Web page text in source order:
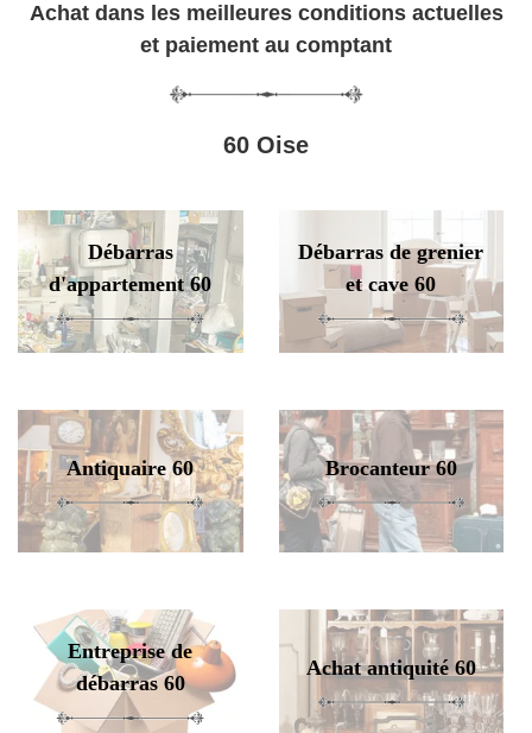
Achat dans les meilleures conditions actuelles
et paiement au comptant
60 Oise
Débarras
d'appartement 60
Débarras de grenier
et cave 60
Antiquaire 60 Brocanteur 60
Entreprise de
débarras 60
Achat antiquité 60